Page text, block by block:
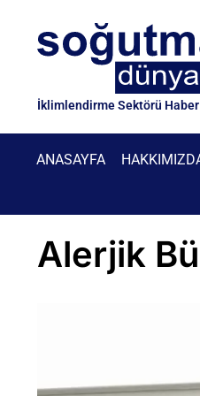
İklimlendirme Sektörü
ANASAYFA
Alerjik